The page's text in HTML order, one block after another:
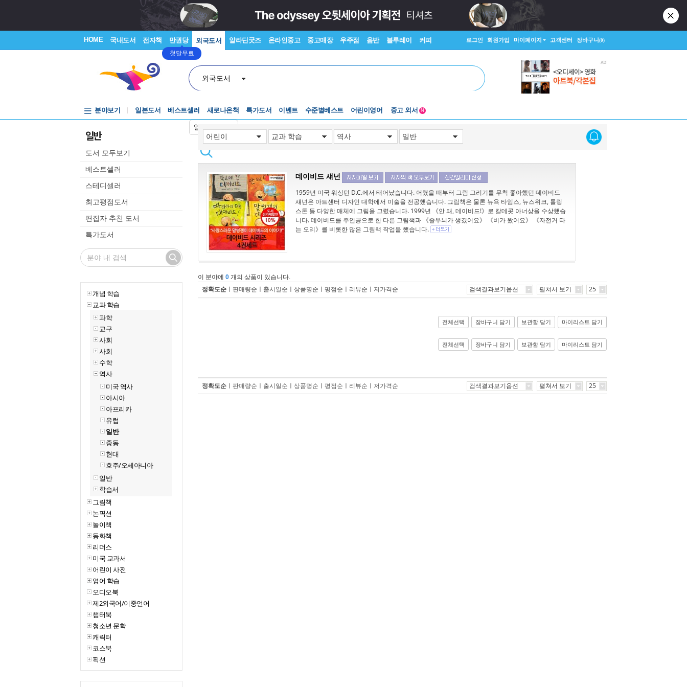
HOME 국내도서 전자책 만권당
첫달무료
외국도서 알라딘굿즈 온라인중고 중고매장 우주점 음반 블루레이 커피 로그인 회원가입 마이페이지 고객센터 장바구니(0)
외국도서
일본어입력기
분야보기 일본도서 베스트셀러 새로나온책 특가도서 이벤트
수준별베스트
수준별베스트
어린이영어
중고 외서
중고 외서
N
일반
도서 모두보기
베스트셀러
스테디셀러
최고평점도서
편집자 추천 도서
특가도서
개념 학습
교과 학습
과학
교구
사회
사회
수학
역사
미국 역사
아시아
아프리카
유럽
일반
중동
현대
호주/오세아니아
일반
학습서
그림책
논픽션
놀이책
동화책
리더스
미국 교과서
어린이 사전
영어 학습
오디오북
제2외국어/이중언어
챕터북
청소년 문학
캐릭터
코스북
픽션
데이비드 섀넌
1959년 미국 워싱턴 D.C.에서 태어났습니다. 어렸을 때부터 그림 그리기를 무척 좋아했던 데이비드
섀넌은 아트센터 디자인 대학에서 미술을 전공했습니다. 그림책은 물론 뉴욕 타임스, 뉴스위크, 롤링
스톤 등 다양한 매체에 그림을 그렸습니다. 1999년 《안 돼, 데이비드!》로 칼데콧 아너상을 수상했습
니다. 데이비드를 주인공으로 한 다른 그림책과 《줄무늬가 생겼어요》 《비가 왔어요》 《자전거 타
는 오리》를 비롯한 많은 그림책 작업을 했습니다.
이 분야에 0 개의 상품이 있습니다.
정확도순 ㅣ 판매량순 ㅣ 출시일순 ㅣ 상품명순 ㅣ 평점순 ㅣ 리뷰순 ㅣ 저가격순 검색결과보기옵션 펼쳐서 보기 25
전체선택 장바구니 담기 보관함 담기 마이리스트 담기
전체선택 장바구니 담기 보관함 담기 마이리스트 담기
정확도순 ㅣ 판매량순 ㅣ 출시일순 ㅣ 상품명순 ㅣ 평점순 ㅣ 리뷰순 ㅣ 저가격순 검색결과보기옵션 펼쳐서 보기 25